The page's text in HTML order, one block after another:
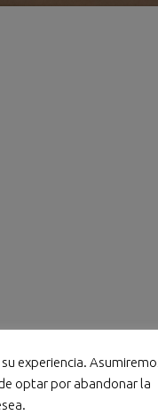
experiencia.
optar por abandonar la